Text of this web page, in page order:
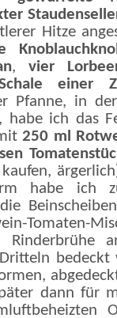
Hitze
, vier
einer
Pfanne, in
habe ich das
250 ml
habe ich
Tomaten-
dann für